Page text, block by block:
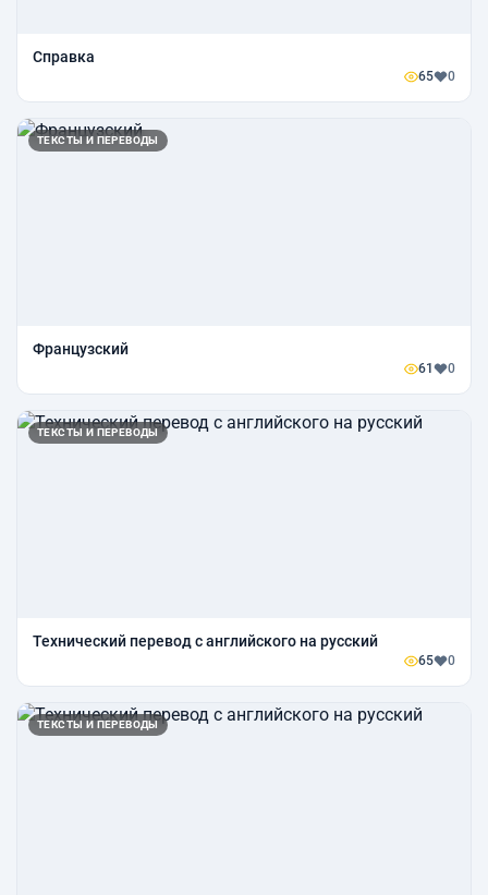
Справка
65 0
ТЕКСТЫ И ПЕРЕВОДЫ
Французский
61 0
ТЕКСТЫ И ПЕРЕВОДЫ
Технический перевод с английского на русский
65 0
ТЕКСТЫ И ПЕРЕВОДЫ